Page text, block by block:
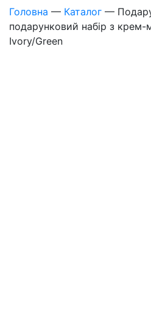
Головна — Каталог —
подарунковий набір з
Ivory/Green